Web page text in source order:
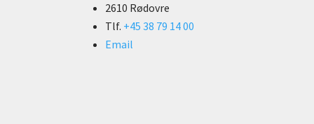
2610 Rødovre
Tlf. +45 38 79 14 00
Email